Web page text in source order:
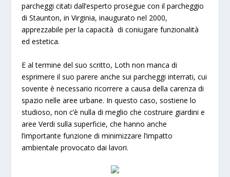
parcheggi citati dall’esperto prosegue con il parcheggio
diStaunton, in Virginia, inaugurato nel 2000,
apprezzabile per la capacità di coniugare funzionalità
ed estetica.
E al termine del suo scritto, Loth non manca di
esprimere il suo parere anche suiparcheggi interrati, cui
sovente è necessario ricorrere a causa della carenza di
spazio nelle aree urbane. In questo caso, sostiene lo
studioso, non c’è nulla di meglio che costruire giardini e
aree Verdi sulla superficie, che hanno anche
l’importante funzione di minimizzare l’impatto
ambientale provocato dai lavori.